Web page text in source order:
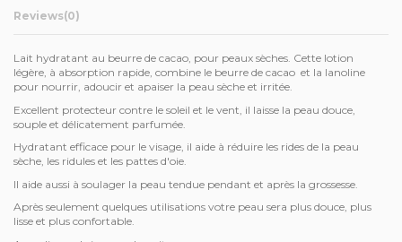
Reviews(0)
Lait hydratant au beurre de cacao, pour peaux sèches. Cette lotion
légère, à absorption rapide, combine le beurre de cacao et la lanoline
pour nourrir, adoucir et apaiser la peau sèche et irritée.
Excellent protecteur contre le soleil et le vent, il laisse la peau douce,
souple et délicatement parfumée.
Hydratant efficace pour le visage, il aide à réduire les rides de la peau
sèche, les ridules et les pattes d'oie.
Il aide aussi à soulager la peau tendue pendant et après la grossesse.
Après seulement quelques utilisations votre peau sera plus douce, plus
lisse et plus confortable.